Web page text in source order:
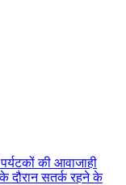
की आवाजाही
के दौरान सतर्क रहने के